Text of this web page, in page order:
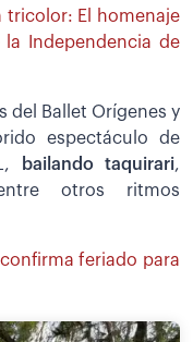
tricolor: El homenaje
Independencia de
del Ballet Orígenes y
espectáculo de
bailando taquirari,
otros ritmos
feriado para